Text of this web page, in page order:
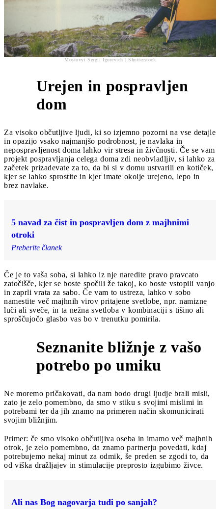
Mostovyi Sergii Igorevich | Shutterstock
Urejen in pospravljen
dom
Za visoko občutljive ljudi, ki so izjemno pozorni na vse detajle
in opazijo vsako najmanjšo podrobnost, je navlaka in
nepospravljenost doma lahko vir stresa in živčnosti. Če se vam
projekt pospravljanja celega doma zdi neobvladljiv, si lahko za
začetek prizadevate za to, da bi si v domu ustvarili en kotiček,
kjer se lahko sprostite in kjer imate okolje urejeno, lepo in
brez navlake.
5 navad za čist in pospravljen dom z majhnimi
otroki
Preberite članek
Če je to vaša soba, si lahko iz nje naredite pravo pravcato
zatočišče, kjer se boste spočili že takoj, ko boste vstopili vanjo
in zaprli vrata za sabo. Če vam to ustreza, lahko v sobo
namestite več majhnih virov pritajene svetlobe, npr. namizne
luči ali sveče, in ta nežna svetloba v kombinaciji s tišino ali
sproščujočo glasbo vas bo v trenutku pomirila.
Seznanite bližnje z vašo
potrebo po umiku
Ne moremo pričakovati, da nam bodo drugi ljudje brali misli,
zato je zelo pomembno, da smo v stiku s svojimi mislimi in
potrebami ter da jih znamo na primeren način skomunicirati
svojim bližnjim.
Primer: če smo visoko občutljiva oseba in imamo več majhnih
otrok, je zelo pomembno, da znamo partnerju povedati, kdaj
potrebujemo nekaj minut za odmik, še preden se zgodi to, da
od viška dražljajev in stimulacije preprosto izgubimo živce.
Ali nas Bog nagovarja tudi po sanjah?